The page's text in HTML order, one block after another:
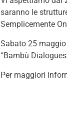
saranno le
Semplicemente
Sabato 25
“Bambù
Per maggiori